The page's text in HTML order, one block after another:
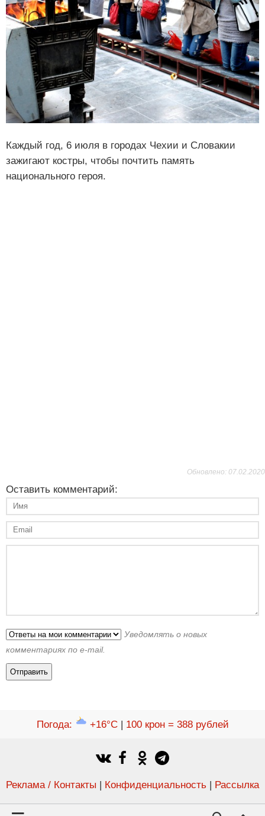
Каждый год, 6 июля в городах Чехии и Словакии
зажигают костры, чтобы почтить память
национального героя.
Обновлено: 07.02.2020
Оставить комментарий:
Уведомлять о новых
комментариях по e-mail.
Погода: +16°C| 100 крон = 388 рублей
Реклама / Контакты Конфиденциальность Рассылка